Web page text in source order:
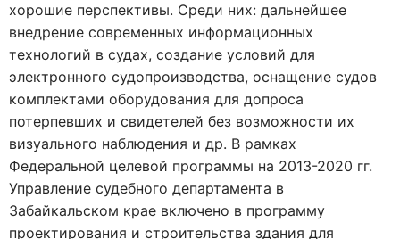
хорошие перспективы. Среди них: дальнейшее
внедрение современных информационных
технологий в судах, создание условий для
электронного судопроизводства, оснащение судов
комплектами оборудования для допроса
потерпевших и свидетелей без возможности их
визуального наблюдения и др. В рамках
Федеральной целевой программы на 2013-2020 гг.
Управление судебного департамента в
Забайкальском крае включено в программу
проектирования и строительства здания для